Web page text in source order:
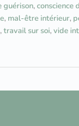
guérison,conscience
, mal-être intérieur,
,travail sur soi,vide